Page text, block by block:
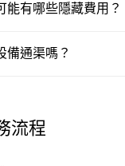
能有哪些隱藏費用？
備通渠嗎？
流程